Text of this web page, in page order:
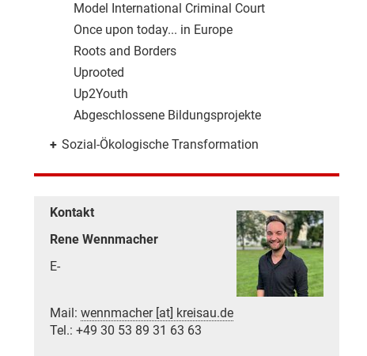
Model International Criminal Court
Once upon today... in Europe
Roots and Borders
Uprooted
Up2Youth
Abgeschlossene Bildungsprojekte
+ Sozial-Ökologische Transformation
Kontakt
Rene Wennmacher
E-
Mail: wennmacher [at] kreisau.de
Tel.: +49 30 53 89 31 63 63